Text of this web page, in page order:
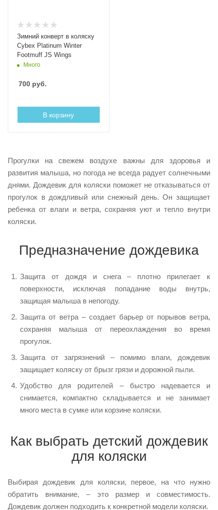
Зимний конверт в коляску
Cybex Platinum Winter
Footmuff JS Wings
Много
700 руб.
В корзину
Прогулки на свежем воздухе важны для здоровья и
развития малыша, но погода не всегда радует солнечными
днями. Дождевик для коляски поможет не отказываться от
прогулок в дождливый или снежный день. Он защищает
ребенка от влаги и ветра, сохраняя уют и тепло внутри
коляски.
Предназначение дождевика
Защита от дождя и снега – плотно прилегает к
поверхности, исключая попадание воды внутрь,
защищая малыша в непогоду.
Защита от ветра – создает барьер от порывов ветра,
сохраняя малыша от переохлаждения во время
прогулок.
Защита от загрязнений – помимо влаги, дождевик
защищает коляску от брызг грязи и дорожной пыли.
Удобство для родителей – быстро надевается и
снимается, компактно складывается и не занимает
много места в сумке или корзине коляски.
Как выбрать детский дождевик
для коляски
Выбирая дождевик для коляски, первое, на что нужно
обратить внимание, – это размер и совместимость.
Дождевик должен подходить к конкретной модели коляски.